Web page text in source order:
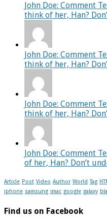
John Doe: Comment
think of her, Han?
John Doe: Comment
think of her, Han?
John Doe: Comment
think of her, Han?
John Doe: Comment
of her, Han? Don’t
Article Post Video Author World Tag
iphone samsung imac google galaxy
Find us on Facebook